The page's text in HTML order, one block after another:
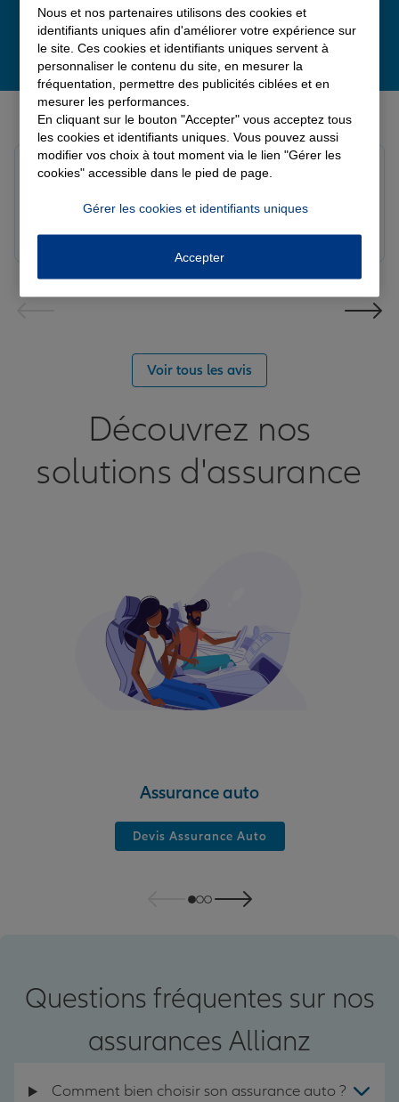
Derniers avis de nos agences Allianz
Yori A.
Voir tous les avis
Découvrez nos
solutions d'assurance
Assurance auto
Devis Assurance Auto
Questions fréquentes sur nos
assurances Allianz
Comment bien choisir son assurance auto ?
Nous et nos partenaires utilisons des cookies et
identifiants uniques afin d'améliorer votre expérience sur
le site. Ces cookies et identifiants uniques servent à
personnaliser le contenu du site, en mesurer la
fréquentation, permettre des publicités ciblées et en
mesurer les performances.
En cliquant sur le bouton "Accepter" vous acceptez tous
les cookies et identifiants uniques. Vous pouvez aussi
modifier vos choix à tout moment via le lien "Gérer les
cookies" accessible dans le pied de page.
Gérer les cookies et identifiants uniques
Accepter